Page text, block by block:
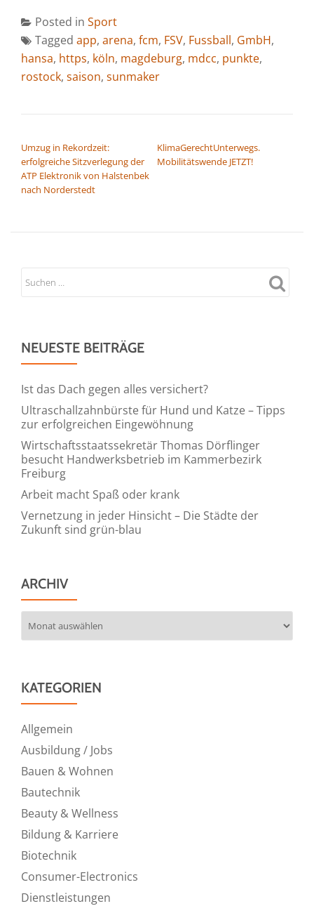
Posted in Sport
Tagged app, arena, fcm, FSV, Fussball, GmbH,
hansa, https, köln, magdeburg, mdcc, punkte,
rostock, saison, sunmaker
Umzug in Rekordzeit:
erfolgreiche Sitzverlegung der
ATP Elektronik von Halstenbek
nach Norderstedt
KlimaGerechtUnterwegs.
Mobilitätswende JETZT!
NEUESTE BEITRÄGE
Ist das Dach gegen alles versichert?
Ultraschallzahnbürste für Hund und Katze – Tipps
zur erfolgreichen Eingewöhnung
Wirtschaftsstaatssekretär Thomas Dörflinger
besucht Handwerksbetrieb im Kammerbezirk
Freiburg
Arbeit macht Spaß oder krank
Vernetzung in jeder Hinsicht – Die Städte der
Zukunft sind grün-blau
ARCHIV
KATEGORIEN
Allgemein
Ausbildung / Jobs
Bauen & Wohnen
Bautechnik
Beauty & Wellness
Bildung & Karriere
Biotechnik
Consumer-Electronics
Dienstleistungen